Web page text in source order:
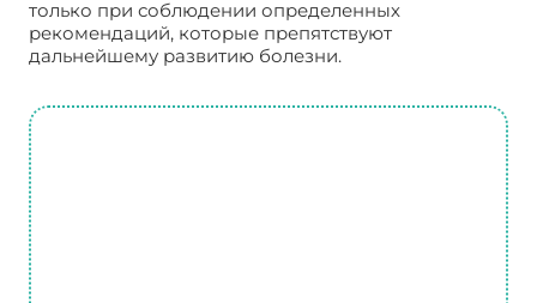
только при соблюдении определенных
рекомендаций, которые препятствуют
дальнейшему развитию болезни.